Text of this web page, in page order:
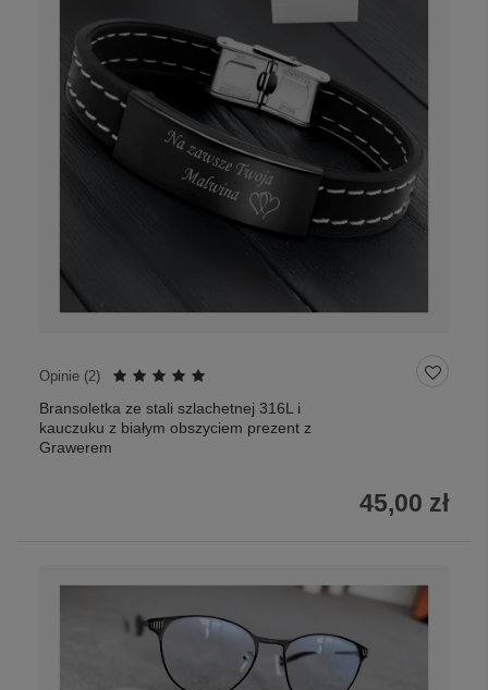
Opinie (2)
Bransoletka ze stali szlachetnej 316L i
kauczuku z białym obszyciem prezent z
Grawerem
45,00 zł